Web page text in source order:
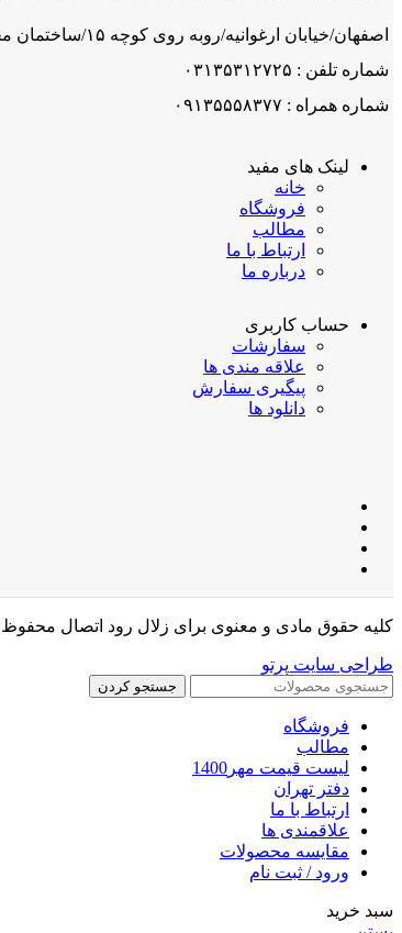
اصفهان/خیابان ارغوانیه/روبه روی کوچه ۱۵/ساختمان محمد رسول اله/ شرکت زلال رود اتصال
شماره تلفن : ۰۳۱۳۵۳۱۲۷۲۵
شماره همراه : ۰۹۱۳۵۵۵۸۳۷۷
لینک های مفید
خانه
فروشگاه
مطالب
ارتباط با ما
درباره ما
حساب کاربری
سفارشات
علاقه مندی ها
پیگیری سفارش
دانلود ها
کلیه حقوق مادی و معنوی برای زلال رود اتصال محفوظ
طراحی سایت پرتو
جستجو کردن
فروشگاه
مطالب
لیست قیمت مهر1400
دفتر تهران
ارتباط با ما
علاقمندی ها
مقایسه محصولات
ورود / ثبت نام
سبد خرید